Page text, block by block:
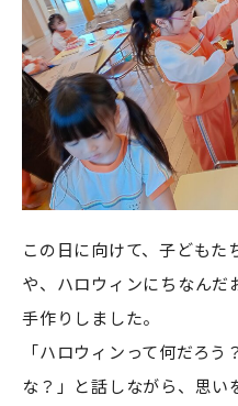
この日に向けて、子どもた
や、ハロウィンにちなんだ
手作りしました。
「ハロウィンって何だろ
な？」と話しながら、思い